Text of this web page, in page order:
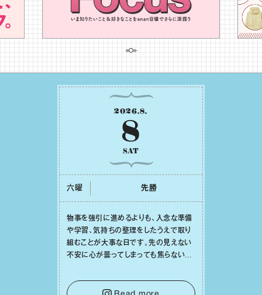
2026.8.
8
SAT
六曜 先勝
物事を強引に進めるよりも、⼊念な準備
や学習、気持ちの整理をしたうえで取り
組むことが⼤事な⽇です。先の⾒えない
不安に⼼が曇ってしまっても焦らない
⾝や疲れていそうな⼈をいたわることに
時間を使いましょう。ここでしっかりとエ